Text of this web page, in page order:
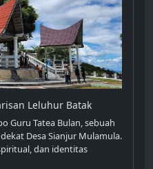
Leluhur Batak
Guru Tatea Bulan, sebuah
Desa Sianjur Mulamula.
dan identitas